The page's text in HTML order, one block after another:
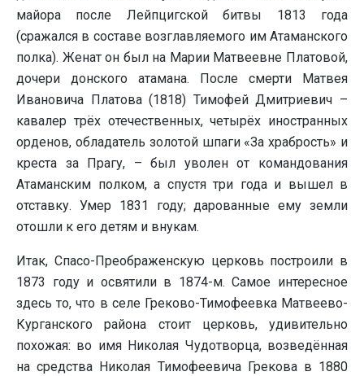
майора после Лейпцигской битвы 1813 года
(сражался в составе возглавляемого им Атаманского
полка). Женат он был на Марии Матвеевне Платовой,
дочери донского атамана. После смерти Матвея
Ивановича Платова (1818) Тимофей Дмитриевич –
кавалер трёх отечественных, четырёх иностранных
орденов, обладатель золотой шпаги «За храбрость» и
креста за Прагу, – был уволен от командования
Атаманским полком, а спустя три года и вышел в
отставку. Умер 1831 году; дарованные ему земли
отошли к его детям и внукам.
Итак, Спасо-Преображенскую церковь построили в
1873 году и освятили в 1874-м. Самое интересное
здесь то, что в селе Греково-Тимофеевка Матвеево-
Курганского района стоит церковь, удивительно
похожая: во имя Николая Чудотворца, возведённая
на средства Николая Тимофеевича Грекова в 1880